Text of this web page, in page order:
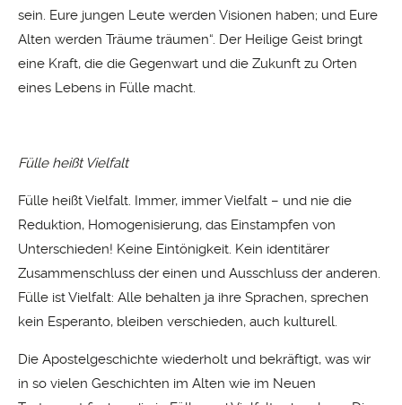
sein. Eure jungen Leute werden Visionen haben; und Eure
Alten werden Träume träumen“. Der Heilige Geist bringt
eine Kraft, die die Gegenwart und die Zukunft zu Orten
eines Lebens in Fülle macht.
Fülle heißt Vielfalt
Fülle heißt Vielfalt. Immer, immer Vielfalt – und nie die
Reduktion, Homogenisierung, das Einstampfen von
Unterschieden! Keine Eintönigkeit. Kein identitärer
Zusammenschluss der einen und Ausschluss der anderen.
Fülle ist Vielfalt: Alle behalten ja ihre Sprachen, sprechen
kein Esperanto, bleiben verschieden, auch kulturell.
Die Apostelgeschichte wiederholt und bekräftigt, was wir
in so vielen Geschichten im Alten wie im Neuen